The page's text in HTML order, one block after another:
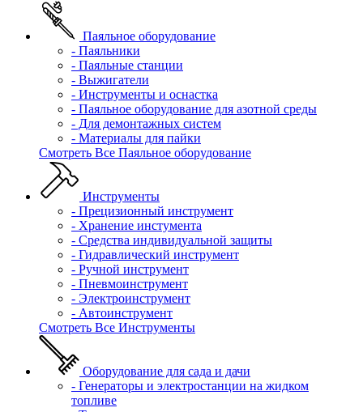
Паяльное оборудование
- Паяльники
- Паяльные станции
- Выжигатели
- Инструменты и оснастка
- Паяльное оборудование для азотной среды
- Для демонтажных систем
- Материалы для пайки
Смотреть Все Паяльное оборудование
Инструменты
- Прецизионный инструмент
- Хранение инстумента
- Средства индивидуальной защиты
- Гидравлический инструмент
- Ручной инструмент
- Пневмоинструмент
- Электроинструмент
- Автоинструмент
Смотреть Все Инструменты
Оборудование для сада и дачи
- Генераторы и электростанции на жидком
топливе